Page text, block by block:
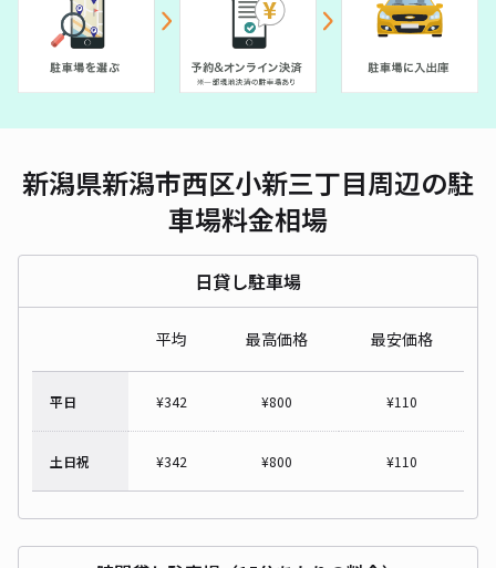
新潟県新潟市西区小新三丁目周辺の駐
車場料金相場
日貸し駐車場
平均 最高価格 最安価格
平日 ¥342 ¥800 ¥110
土日祝 ¥342 ¥800 ¥110